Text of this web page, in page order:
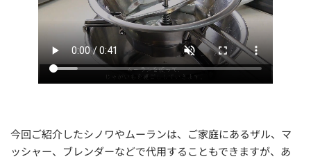
今回ご紹介したシノワやムーランは、ご家庭にあるザル、マ
ッシャー、ブレンダーなどで代用することもできますが、あ